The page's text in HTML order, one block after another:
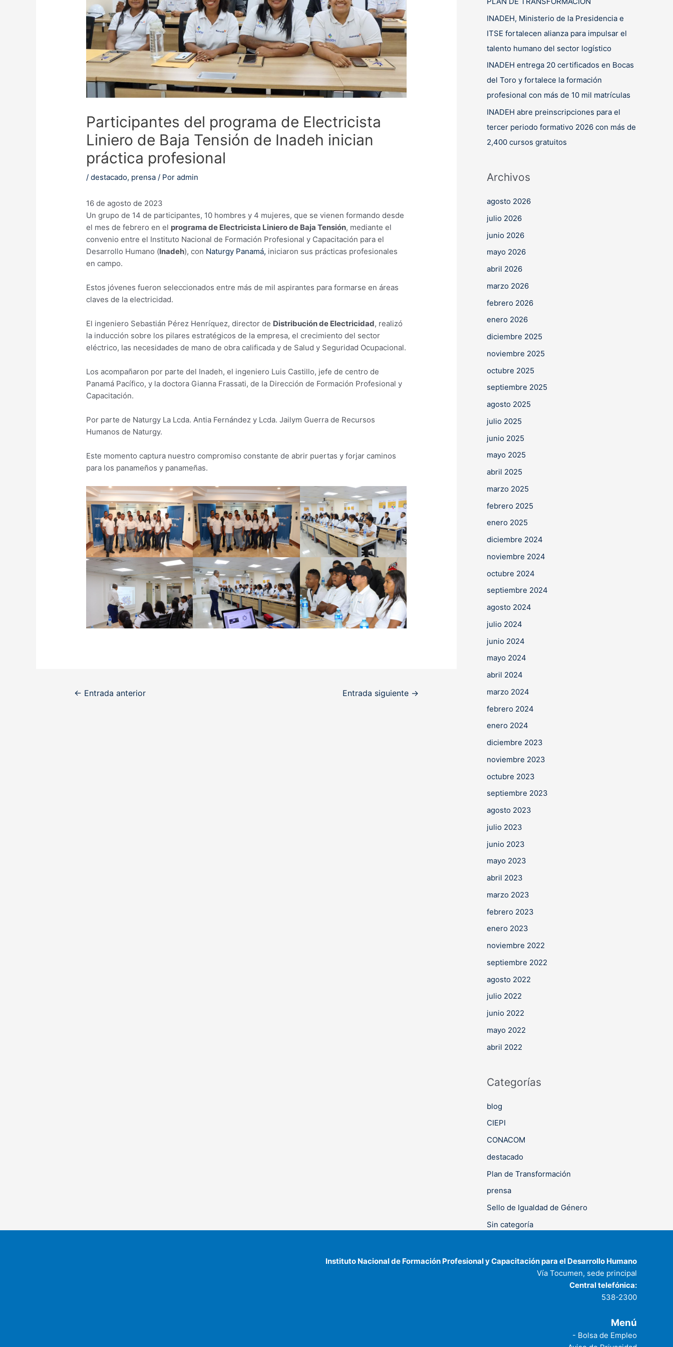
Participantes del programa de Electricista
Liniero de Baja Tensión de Inadeh inician
práctica profesional
/destacado, prensa / Poradmin
16 de agosto de 2023
Un grupo de 14 de participantes, 10 hombres y 4 mujeres, que se vienen formando desde
el mes de febrero en el programa de Electricista Liniero de Baja Tensión, mediante el
convenio entre el Instituto Nacional de Formación Profesional y Capacitación para el
Desarrollo Humano (Inadeh), con Naturgy Panamá, iniciaron sus prácticas profesionales
en campo.
Estos jóvenes fueron seleccionados entre más de mil aspirantes para formarse en áreas
claves de la electricidad.
El ingeniero Sebastián Pérez Henríquez, director de Distribución de Electricidad, realizó
la inducción sobre los pilares estratégicos de la empresa, el crecimiento del sector
eléctrico, las necesidades de mano de obra calificada y de Salud y Seguridad Ocupacional.
Los acompañaron por parte del Inadeh, el ingeniero Luis Castillo, jefe de centro de
Panamá Pacífico, y la doctora Gianna Frassati, de la Dirección de Formación Profesional y
Capacitación.
Por parte de Naturgy La Lcda. Antia Fernández y Lcda. Jailym Guerra de Recursos
Humanos de Naturgy.
Este momento captura nuestro compromiso constante de abrir puertas y forjar caminos
para los panameños y panameñas.
Navegación
← Entrada anterior Entrada siguiente →
INADEH, Ministerio de la Presidencia e
ITSE fortalecen alianza para impulsar el
talento humano del sector logístico
INADEH entrega 20 certificados en Bocas
del Toro y fortalece la formación
profesional con más de 10 mil matrículas
INADEH abre preinscripciones para el
tercer periodo formativo 2026 con más de
2,400 cursos gratuitos
Archivos
agosto 2026
julio 2026
junio 2026
mayo 2026
abril 2026
marzo 2026
febrero 2026
enero 2026
diciembre 2025
noviembre 2025
octubre 2025
septiembre 2025
agosto 2025
julio 2025
junio 2025
mayo 2025
abril 2025
marzo 2025
febrero 2025
enero 2025
diciembre 2024
noviembre 2024
octubre 2024
septiembre 2024
agosto 2024
julio 2024
junio 2024
mayo 2024
abril 2024
marzo 2024
febrero 2024
enero 2024
diciembre 2023
noviembre 2023
octubre 2023
septiembre 2023
agosto 2023
julio 2023
junio 2023
mayo 2023
abril 2023
marzo 2023
febrero 2023
enero 2023
noviembre 2022
septiembre 2022
agosto 2022
julio 2022
junio 2022
mayo 2022
abril 2022
Categorías
blog
CIEPI
CONACOM
destacado
Plan de Transformación
prensa
Sello de Igualdad de Género
Sin categoría
Instituto Nacional de Formación Profesional y Capacitación para el Desarrollo Humano
Vía Tocumen, sede principal
Central telefónica:
538-2300
Menú
- Bolsa de Empleo